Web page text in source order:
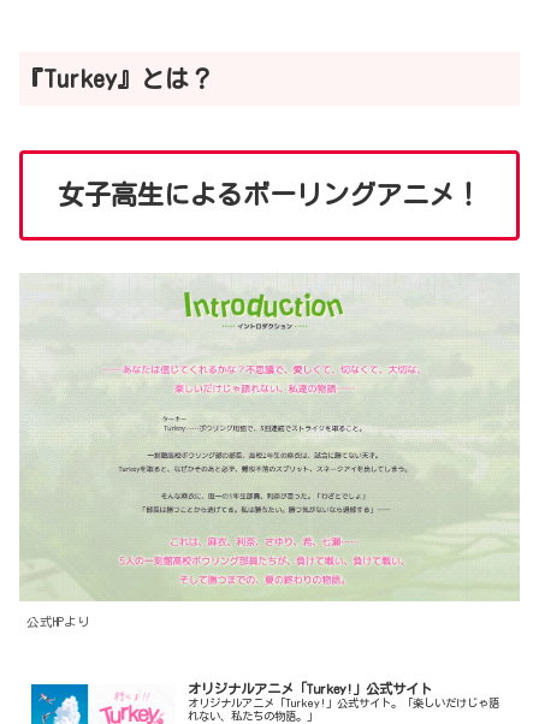
『Turkey』とは？
女子高生によるボーリングアニメ！
公式HPより
オリジナルアニメ「Turkey!」公式サイト
オリジナルアニメ「Turkey!」公式サイト。「楽しいだけじゃ語
れない、私たちの物語。」